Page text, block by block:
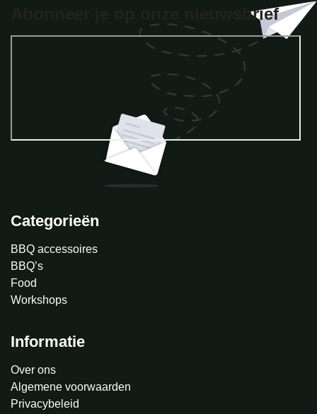
Abonneer je op onze nieuwsbrief
Categorieën
BBQ accessoires
BBQ’s
Food
Workshops
Informatie
Over ons
Algemene voorwaarden
Privacybeleid